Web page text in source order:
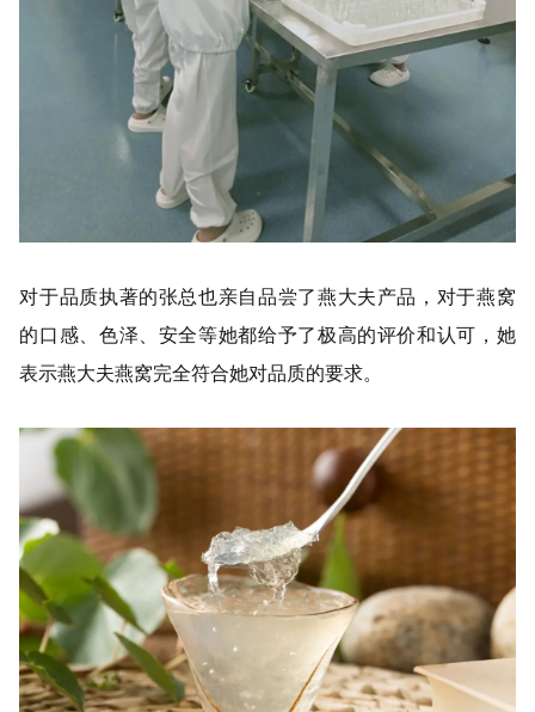
对于品质执著的张总也亲自品尝了燕大夫产品，对于燕窝
的口感、色泽、安全等她都给予了极高的评价和认可，她
表示燕大夫燕窝完全符合她对品质的要求。